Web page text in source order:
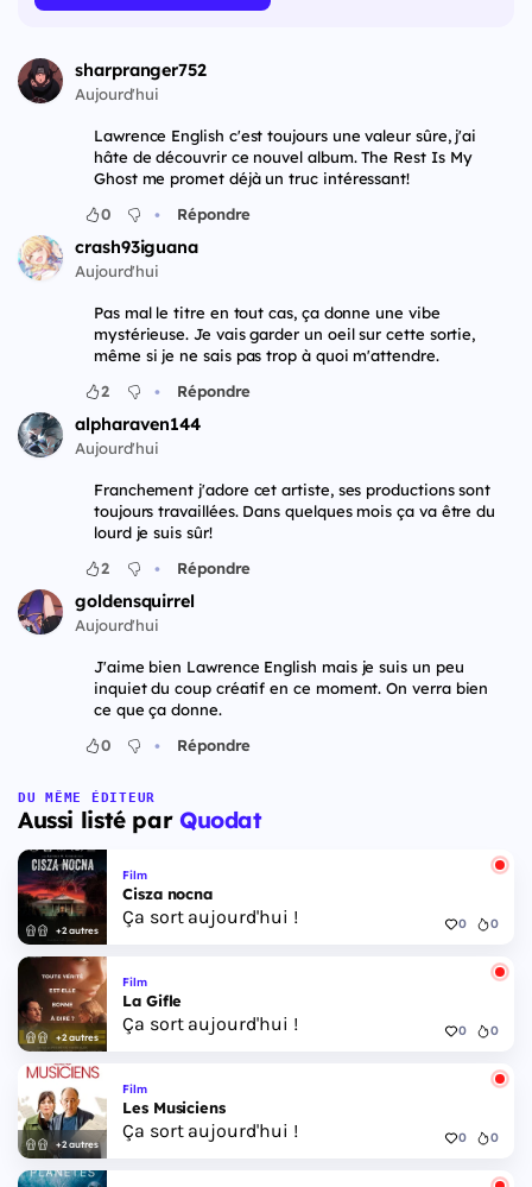
sharpranger752
Aujourd'hui
Lawrence English c'est toujours une valeur sûre, j'ai
hâte de découvrir ce nouvel album. The Rest Is My
Ghost me promet déjà un truc intéressant!
0
• Répondre
crash93iguana
Aujourd'hui
Pas mal le titre en tout cas, ça donne une vibe
mystérieuse. Je vais garder un oeil sur cette sortie,
même si je ne sais pas trop à quoi m'attendre.
2
• Répondre
alpharaven144
Aujourd'hui
Franchement j'adore cet artiste, ses productions sont
toujours travaillées. Dans quelques mois ça va être du
lourd je suis sûr!
2
• Répondre
goldensquirrel
Aujourd'hui
J'aime bien Lawrence English mais je suis un peu
inquiet du coup créatif en ce moment. On verra bien
ce que ça donne.
0
• Répondre
DU MÊME ÉDITEUR
Aussi listé par Quodat
+2 autres
Film
Cisza nocna
Ça sort aujourd'hui ! 0 0
+2 autres
Film
La Gifle
Ça sort aujourd'hui ! 0 0
+2 autres
Film
Les Musiciens
Ça sort aujourd'hui ! 0 0